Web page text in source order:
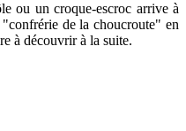
ou un croque-escroc arrive à
de la choucroute" en
à découvrir à la suite.